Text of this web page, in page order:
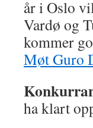
år i Oslo
Vardø og
kommer
Møt Guro
ha klart